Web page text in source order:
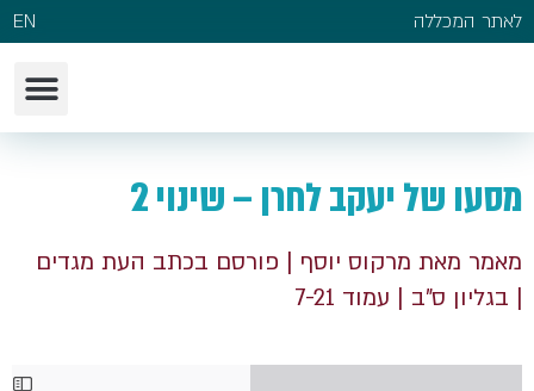
לאתר המכללה EN
מסעו של יעקב לחרן – שינוי 2
מאמר מאת מרקוס יוסף | פורסם בכתב העת מגדים
| בגליון ס"ב | עמוד 7-21